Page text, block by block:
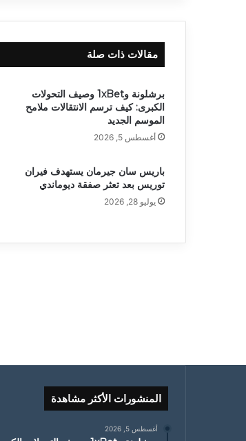
مقالات ذات صلة
برشلونة و1xBet وصيف التحولات
الكبرى: كيف ترسم الانتقالات ملامح
الموسم الجديد
أغسطس 5, 2026
باريس سان جيرمان يستهدف فيران
توريس بعد تعثر صفقة ديوماندي
يوليو 28, 2026
المنشورات الأكثر مشاهدة
أغسطس 5, 2026